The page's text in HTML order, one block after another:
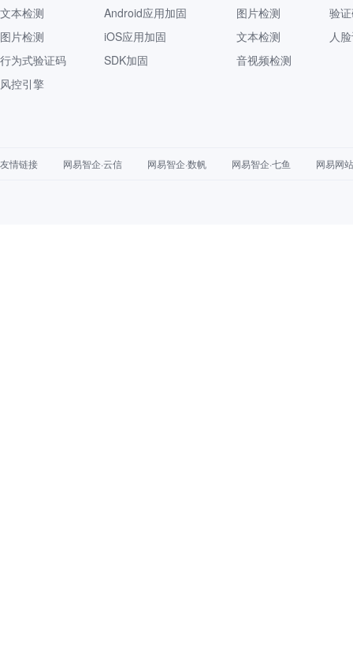
文本检测
图片检测
行为式验证码
风控引擎
Android应用加固
iOS应用加固
SDK加固
图片检测
文本检测
音视频检测
验
人
友情链接 网易智企·云信 网易智企·数帆 网易智企·七鱼 网易网